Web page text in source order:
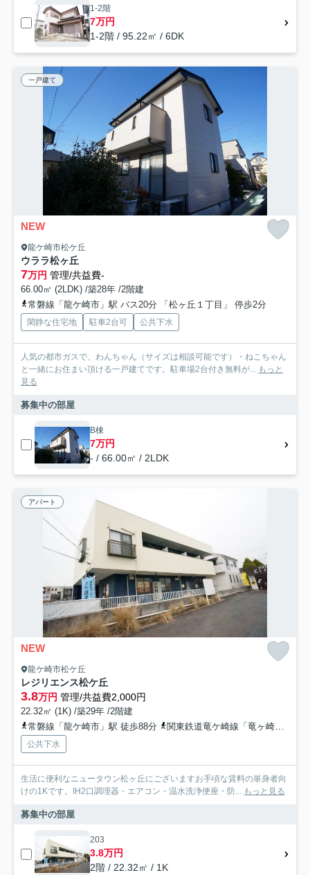
1-2階
7万円
1-2階 / 95.22㎡ / 6DK
一戸建て
NEW
龍ケ崎市松ケ丘
ウララ松ヶ丘
7万円 管理/共益費-
66.00㎡ (2LDK) /築28年 /2階建
常磐線「龍ケ崎市」駅 バス20分 「松ヶ丘１丁目」 停歩2分
閑静な住宅地 駐車2台可 公共下水
人気の都市ガスで、わんちゃん（サイズは相談可能です）・ねこちゃん
と一緒にお住まい頂ける一戸建てです。駐車場2台付き無料が... もっと
見る
募集中の部屋
B棟
7万円
- / 66.00㎡ / 2LDK
アパート
NEW
龍ケ崎市松ケ丘
レジリエンス松ケ丘
3.8万円 管理/共益費2,000円
22.32㎡ (1K) /築29年 /2階建
常磐線「龍ケ崎市」駅 徒歩88分
関東鉄道竜ケ崎線「竜ヶ崎」駅 徒歩58分
公共下水
生活に便利なニュータウン松ヶ丘にございますお手頃な賃料の単身者向
けの1Kです。IH2口調理器・エアコン・温水洗浄便座・防... もっと見る
募集中の部屋
203
3.8万円
2階 / 22.32㎡ / 1K